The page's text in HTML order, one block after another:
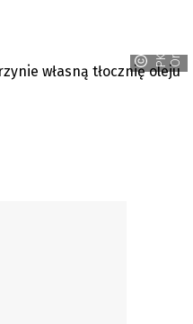
P
K
N
O
r
l
en